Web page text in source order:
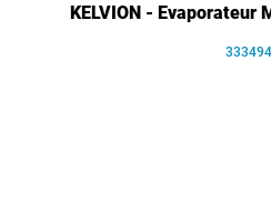
KELVION - Evaporateur
333494